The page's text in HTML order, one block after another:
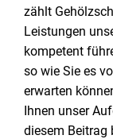
zählt
Leistungen
kompetent
so wie Sie es
erwarten
Ihnen unser
diesem Beitrag